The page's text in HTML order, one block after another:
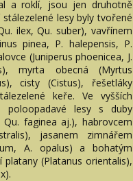
a roklí, jsou jen druhotně
lesy byly tvořené
ilex, Qu. suber), vavřínem
pinea, P. halepensis, P.
(Juniperus phoenicea, J.
myrta obecná (Myrtus
cisty (Cistus), řešetláky
keře. Ve vyšších
poloopadavé lesy s duby
faginea aj.), habrovcem
jasanem zimnářem
A. opalus) a bohatým
(Platanus orientalis),